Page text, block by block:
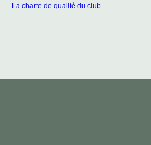
La charte de qualité du club